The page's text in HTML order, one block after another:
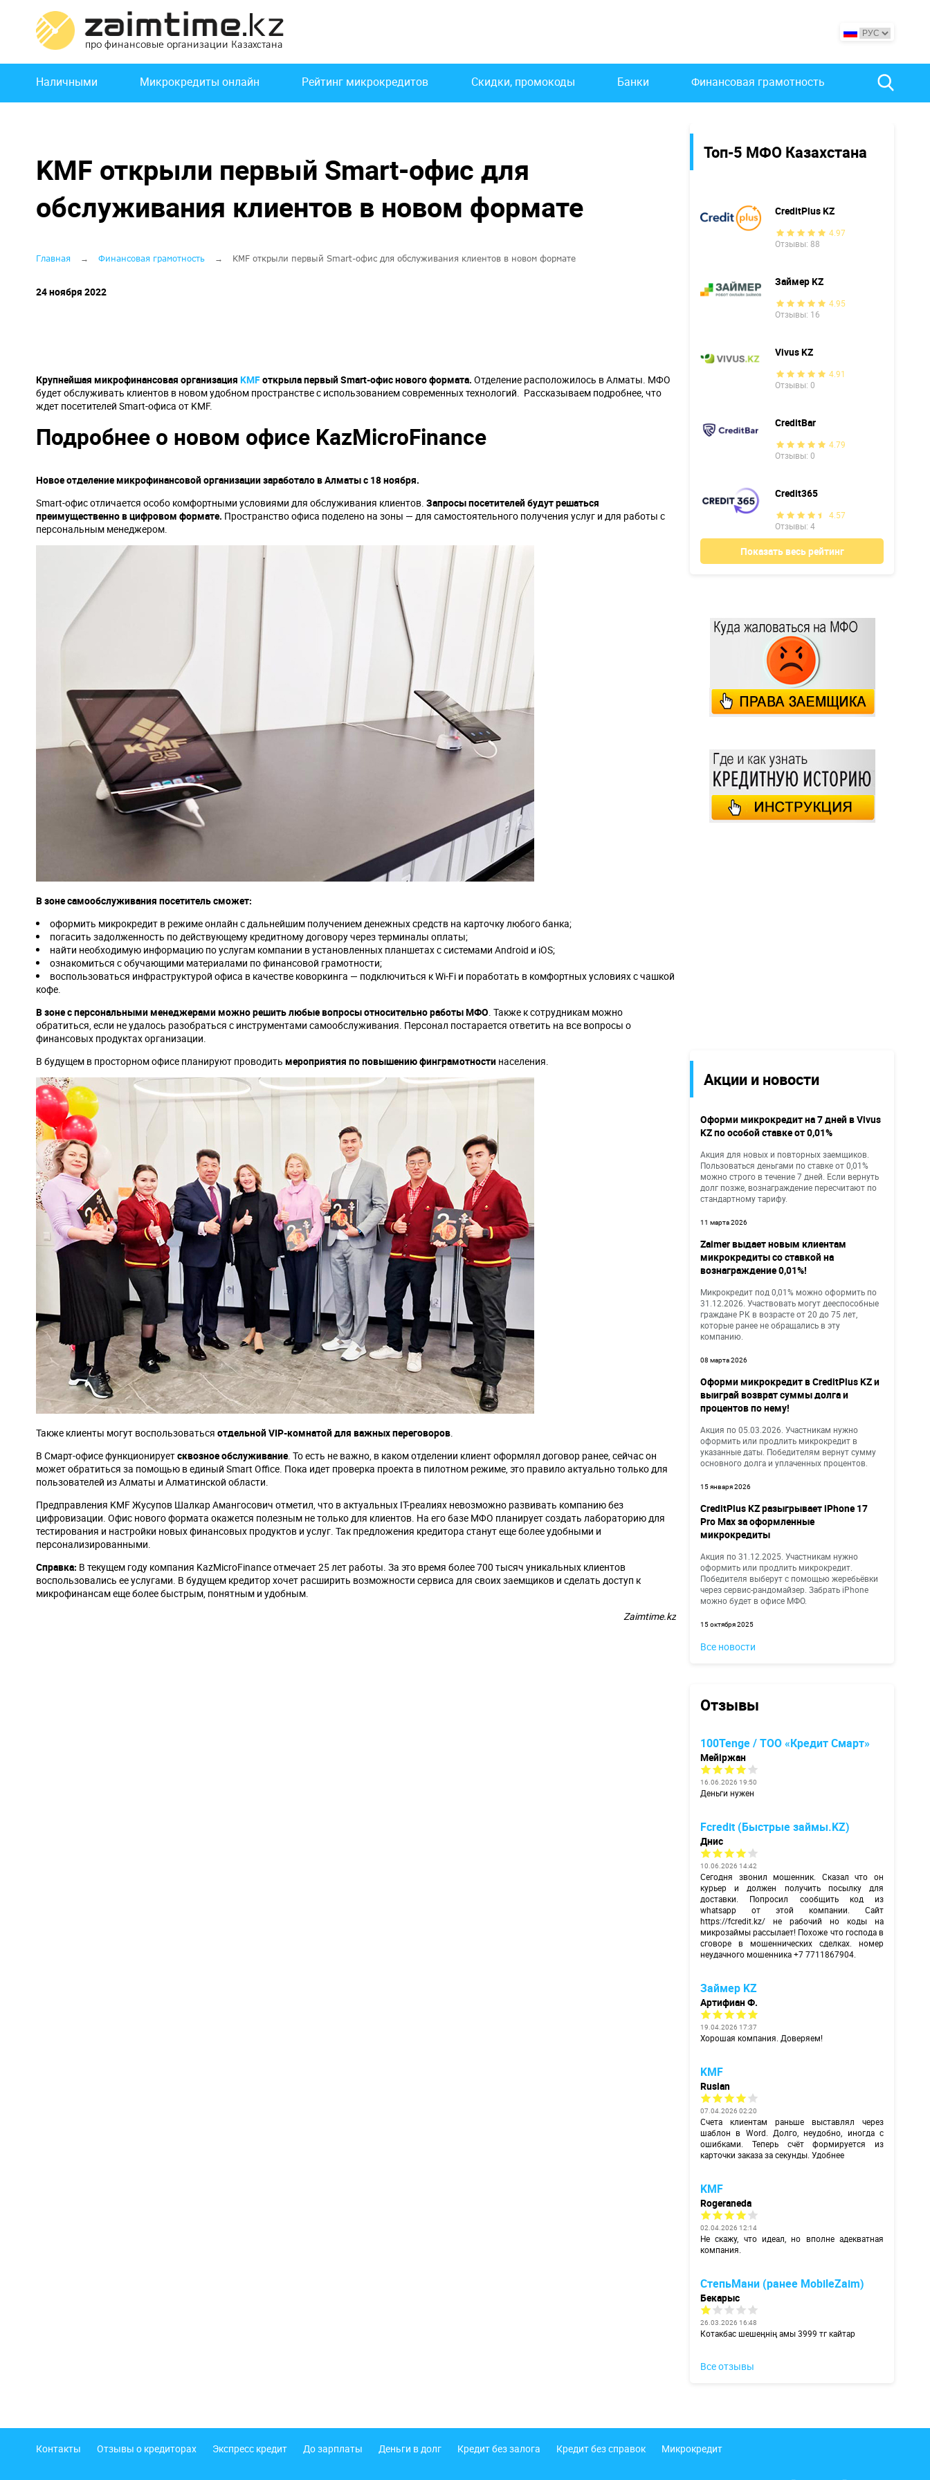
основному
содержанию
Основная
навигация
Наличными Микрокредиты онлайн Рейтинг микрокредитов Скидки, промокоды Банки Финансовая грамотность
Топ-5 МФО Казахстана
CreditPlus KZ
4.97
Отзывы: 88
Займер KZ
4.95
Отзывы: 16
Vivus KZ
4.91
Отзывы: 0
CreditBar
4.79
Отзывы: 0
Credit365
4.57
Отзывы: 4
Показать весь рейтинг
Акции и новости
Оформи микрокредит на 7 дней в Vivus
KZ по особой ставке от 0,01%
Акция для новых и повторных заемщиков.
Пользоваться деньгами по ставке от 0,01%
можно строго в течение 7 дней. Если вернуть
долг позже, вознаграждение пересчитают по
стандартному тарифу.
11 марта 2026
Zaimer выдает новым клиентам
микрокредиты со ставкой на
вознаграждение 0,01%!
Микрокредит под 0,01% можно оформить по
31.12.2026. Участвовать могут дееспособные
граждане РК в возрасте от 20 до 75 лет,
которые ранее не обращались в эту
компанию.
08 марта 2026
Оформи микрокредит в CreditPlus KZ и
выиграй возврат суммы долга и
процентов по нему!
Акция по 05.03.2026. Участникам нужно
оформить или продлить микрокредит в
указанные даты. Победителям вернут сумму
основного долга и уплаченных процентов.
15 января 2026
CreditPlus KZ разыгрывает iPhone 17
Pro Max за оформленные
микрокредиты
Акция по 31.12.2025. Участникам нужно
оформить или продлить микрокредит.
Победителя выберут с помощью жеребьёвки
через сервис-рандомайзер. Забрать iPhone
можно будет в офисе МФО.
15 октября 2025
Все новости
Отзывы
100Tenge / ТОО «Кредит Смарт»
Мейіржан
16.06.2026 19:50
Деньги нужен
Fcredit (Быстрые займы.KZ)
Днис
10.06.2026 14:42
Сегодня звонил мошенник. Сказал что он
курьер и должен получить посылку для
доставки. Попросил сообщить код из
whatsapp от этой компании. Сайт
https://fcredit.kz/ не рабочий но коды на
микрозаймы рассылает! Похоже что господа в
сговоре в мошеннических сделках. номер
неудачного мошенника +7 7711867904.
Займер KZ
Артифиан Ф.
19.04.2026 17:37
Хорошая компания. Доверяем!
KMF
Ruslan
07.04.2026 02:20
Счета клиентам раньше выставлял через
шаблон в Word. Долго, неудобно, иногда с
ошибками. Теперь счёт формируется из
карточки заказа за секунды. Удобнее
KMF
Rogeraneda
02.04.2026 12:14
Не скажу, что идеал, но вполне адекватная
компания.
СтепьМани (ранее MobileZaim)
Бекарыс
26.03.2026 16:48
Котакбас шешеңнің амы 3999 тг кайтар
Все отзывы
KMF открыли первый Smart-офис для
обслуживания клиентов в новом формате
Строка
навигации
Главная Финансовая грамотность KMF открыли первый Smart-офис для обслуживания клиентов в новом формате
24 ноября 2022
Крупнейшая микрофинансовая организация KMFоткрыла первый Smart-офис нового формата. Отделение расположилось в Алматы. МФО
будет обслуживать клиентов в новом удобном пространстве с использованием современных технологий. Рассказываем подробнее, что
ждет посетителей Smart-офиса от KMF.
Подробнее о новом офисе KazMicroFinance
Новое отделение микрофинансовой организации заработало в Алматы с 18 ноября.
Smart-офис отличается особо комфортными условиями для обслуживания клиентов. Запросы посетителей будут решаться
преимущественно в цифровом формате. Пространство офиса поделено на зоны — для самостоятельного получения услуг и для работы с
персональным менеджером.
В зоне самообслуживания посетитель сможет:
оформить микрокредит в режиме онлайн с дальнейшим получением денежных средств на карточку любого банка;
погасить задолженность по действующему кредитному договору через терминалы оплаты;
найти необходимую информацию по услугам компании в установленных планшетах с системами Android и iOS;
ознакомиться с обучающими материалами по финансовой грамотности;
воспользоваться инфраструктурой офиса в качестве коворкинга — подключиться к Wi-Fi и поработать в комфортных условиях с чашкой
кофе.
В зоне с персональными менеджерами можно решить любые вопросы относительно работы МФО. Также к сотрудникам можно
обратиться, если не удалось разобраться с инструментами самообслуживания. Персонал постарается ответить на все вопросы о
финансовых продуктах организации.
В будущем в просторном офисе планируют проводить мероприятия по повышению финграмотности населения.
Также клиенты могут воспользоваться отдельной VIP-комнатой для важных переговоров.
В Смарт-офисе функционируетсквозное обслуживание. То есть не важно, в каком отделении клиент оформлял договор ранее, сейчас он
может обратиться за помощью в единый Smart Office. Пока идет проверка проекта в пилотном режиме, это правило актуально только для
пользователей из Алматы и Алматинской области.
Предправления KMF Жусупов Шалкар Амангосович отметил, что в актуальных IT-реалиях невозможно развивать компанию без
цифровизации. Офис нового формата окажется полезным не только для клиентов. На его базе МФО планирует создать лабораторию для
тестирования и настройки новых финансовых продуктов и услуг. Так предложения кредитора станут еще более удобными и
персонализированными.
Справка: В текущем году компания KazMicroFinance отмечает 25 лет работы. За это время более 700 тысяч уникальных клиентов
воспользовались ее услугами. В будущем кредитор хочет расширить возможности сервиса для своих заемщиков и сделать доступ к
микрофинансам еще более быстрым, понятным и удобным.
Zaimtime.kz
Подвал
Контакты Отзывы о кредиторах Экспресс кредит До зарплаты Деньги в долг Кредит без залога Кредит без справок Микрокредит